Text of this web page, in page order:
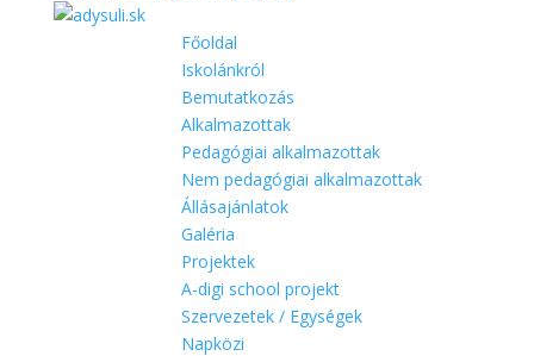
Főoldal
Iskolánkról
Bemutatkozás
Alkalmazottak
Pedagógiai alkalmazottak
Nem pedagógiai alkalmazottak
Állásajánlatok
Galéria
Projektek
A-digi school projekt
Szervezetek / Egységek
Napközi